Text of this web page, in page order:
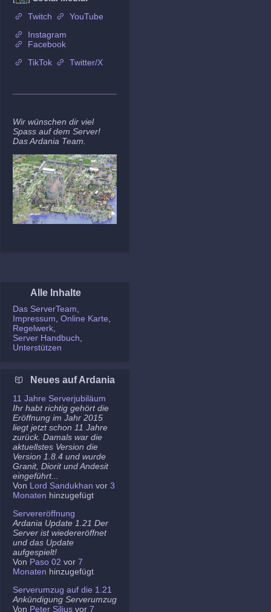
Twitch
YouTube
Instagram
Facebook
TikTok
Twitter/X
Wir wünschen dir viel
Spass auf dem Server!
Das Ardania Team.
Alle Inhalte
Das ServerTeam
Impressum Online Karte
Regelwerk
Server Handbuch
Unterstützen
Neues auf Ardania
11 Jahre Serverjubiläum
Ihr habt richtig gehört die
Eröffnung im Jahr 2015
liegt jetzt schon 11 Jahre
zurück. Damals war die
aktuellstes Version die
Version 1.8.4 und wurde
Granit, Diorit und Andesit
eingeführt...
Von Lord Sandukhan vor 3
Monaten hinzugefügt
Servereröffnung
Ardania Update 1.21 Der
Server ist wiedereröffnet
und das Update
aufgespielt!
Von Paso 02 vor 7
Monaten hinzugefügt
Serverumzug auf die 1.21
Ankündigung Serverumzug
Von Peter Silius vor 7